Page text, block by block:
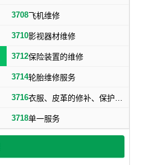
3708飞机维修
3710影视器材维修
3712保险装置的维修
3714轮胎维修服务
3716 衣服、皮革的修补、保护、洗涤服务
3718单一服务